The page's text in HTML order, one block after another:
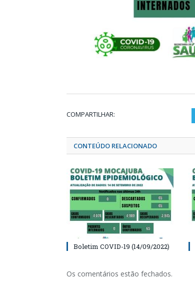
COMPARTILHAR:
CONTEÚDO RELACIONADO
Boletim COVID-19 (14/09/2022)
Os comentários estão fechados.